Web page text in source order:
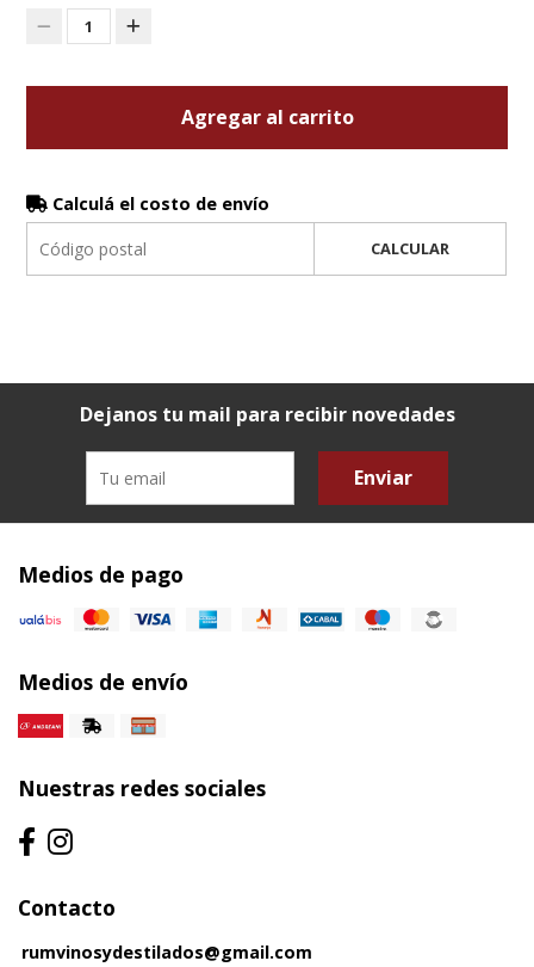
1
Agregar al carrito
Calculá el costo de envío
CALCULAR
Dejanos tu mail para recibir novedades
Enviar
Medios de pago
Medios de envío
Nuestras redes sociales
Contacto
rumvinosydestilados@gmail.com